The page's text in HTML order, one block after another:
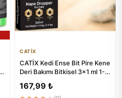
CATİX
CATİX Kedi Ense Bit Pire Kene
Deri Bakımı Bitkisel 3x1 ml 1-5
167,99 ₺